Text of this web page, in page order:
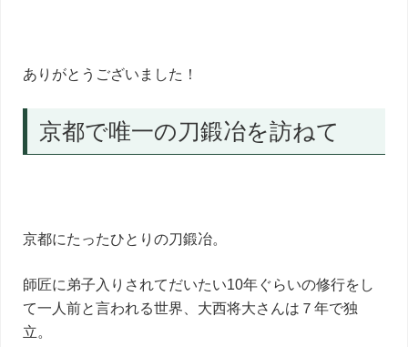
ありがとうございました！
京都で唯一の刀鍛冶を訪ねて
京都にたったひとりの刀鍛冶。
師匠に弟子入りされてだいたい10年ぐらいの修行をし
て一人前と言われる世界、大西将大さんは７年で独
立。